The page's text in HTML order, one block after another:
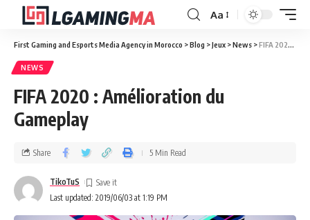
Aa
First Gaming and Esports Media Agency in Morocco >Blog >Jeux >News >FIFA 2020 : Amélioration du Gameplay
NEWS
FIFA 2020 : Amélioration du
Gameplay
Last updated: 2019/06/03 at 1:19 PM
TikoTuS
Share 5 Min Read